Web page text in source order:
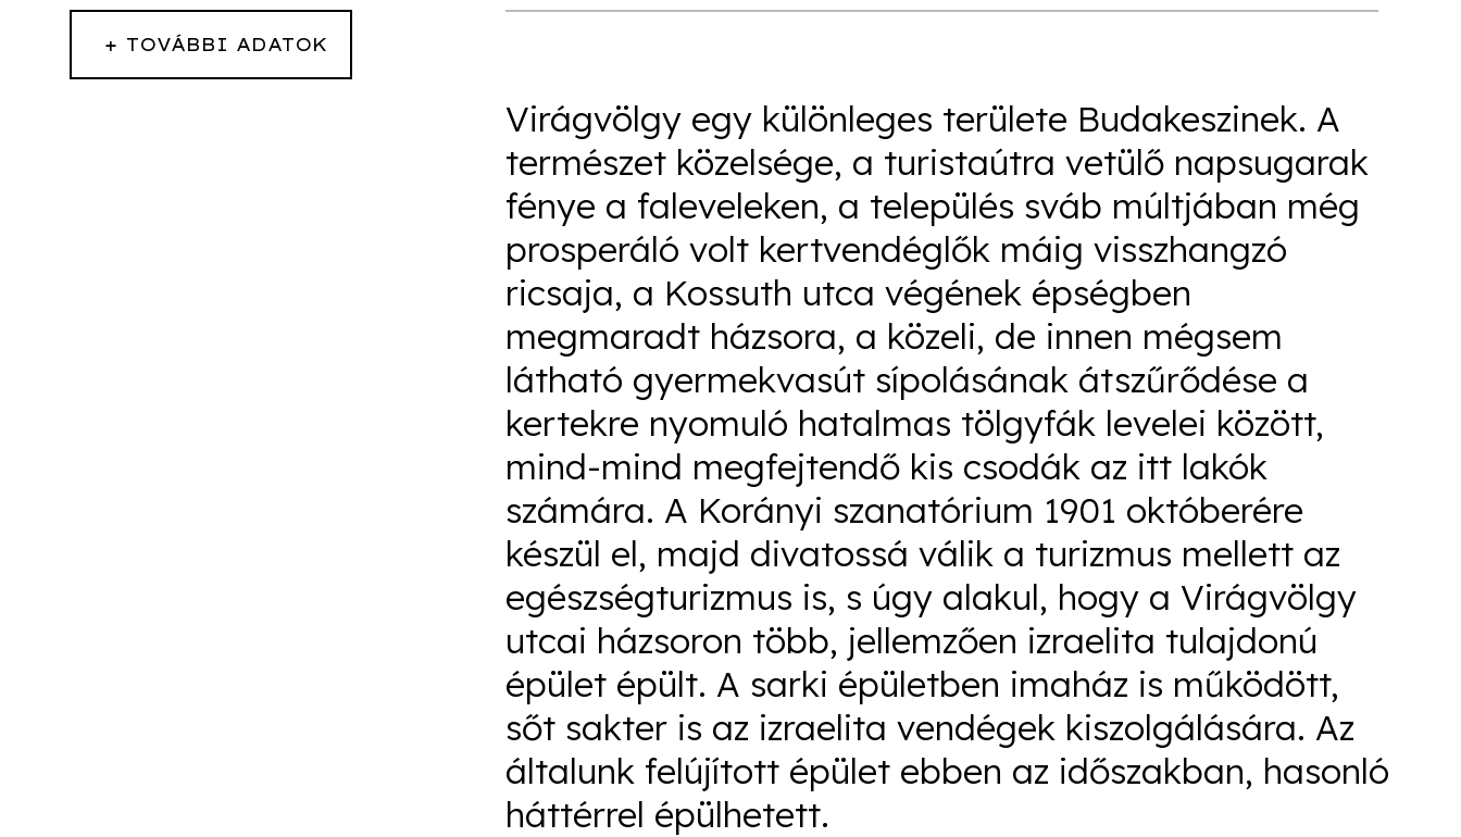
+ TOVÁBBI ADATOK
Virágvölgy egy különleges területe Budakeszinek. A
természet közelsége, a turistaútra vetülő napsugarak
fénye a faleveleken, a település sváb múltjában még
prosperáló volt kertvendéglők máig visszhangzó
ricsaja, a Kossuth utca végének épségben
megmaradt házsora, a közeli, de innen mégsem
látható gyermekvasút sípolásának átszűrődése a
kertekre nyomuló hatalmas tölgyfák levelei között,
mind-mind megfejtendő kis csodák az itt lakók
számára. A Korányi szanatórium 1901 októberére
készül el, majd divatossá válik a turizmus mellett az
egészségturizmus is, s úgy alakul, hogy a Virágvölgy
utcai házsoron több, jellemzően izraelita tulajdonú
épület épült. A sarki épületben imaház is működött,
sőt sakter is az izraelita vendégek kiszolgálására. Az
általunk felújított épület ebben az időszakban, hasonló
háttérrel épülhetett.